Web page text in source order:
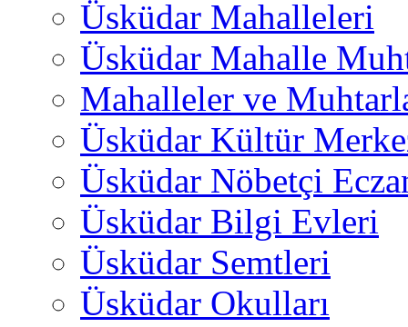
Üsküdar Mahalleleri
Üsküdar Mahalle
Mahalleler ve
Üsküdar Kültür
Üsküdar Nöbetçi
Üsküdar Bilgi Evleri
Üsküdar Semtleri
Üsküdar Okulları